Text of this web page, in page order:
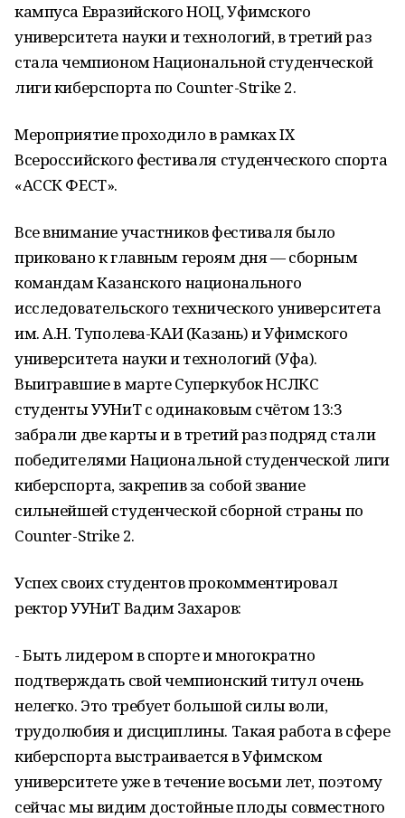
кампуса Евразийского НОЦ, Уфимского
университета науки и технологий, в третий раз
стала чемпионом Национальной студенческой
лиги киберспорта по Counter-Strike 2.
Мероприятие проходило в рамках IX
Всероссийского фестиваля студенческого спорта
«АССК ФЕСТ».
Все внимание участников фестиваля было
приковано к главным героям дня — сборным
командам Казанского национального
исследовательского технического университета
им. А.Н. Туполева-КАИ (Казань) и Уфимского
университета науки и технологий (Уфа).
Выигравшие в марте Суперкубок НСЛКС
студенты УУНиТ с одинаковым счётом 13:3
забрали две карты и в третий раз подряд стали
победителями Национальной студенческой лиги
киберспорта, закрепив за собой звание
сильнейшей студенческой сборной страны по
Counter-Strike 2.
Успех своих студентов прокомментировал
ректор УУНиТ Вадим Захаров:
- Быть лидером в спорте и многократно
подтверждать свой чемпионский титул очень
нелегко. Это требует большой силы воли,
трудолюбия и дисциплины. Такая работа в сфере
киберспорта выстраивается в Уфимском
университете уже в течение восьми лет, поэтому
сейчас мы видим достойные плоды совместного